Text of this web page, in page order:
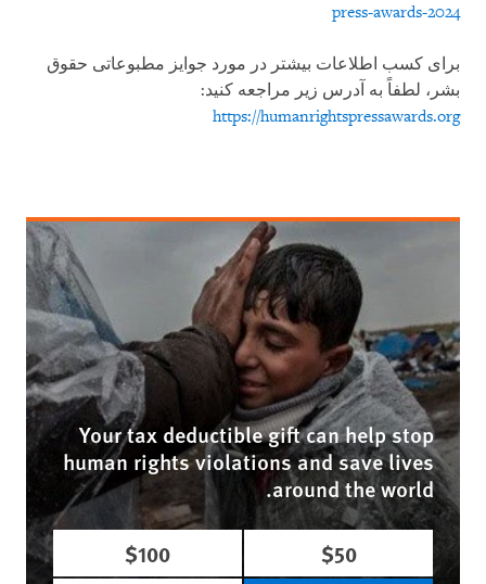
press-awards-2024
برای کسب اطلاعات بیشتر در مورد جوایز مطبوعاتی حقوق
بشر، لطفاً به آدرس زیر مراجعه کنید:
https://humanrightspressawards.org
Your tax deductible gift can help stop
human rights violations and save lives
around the world.
$50
$100